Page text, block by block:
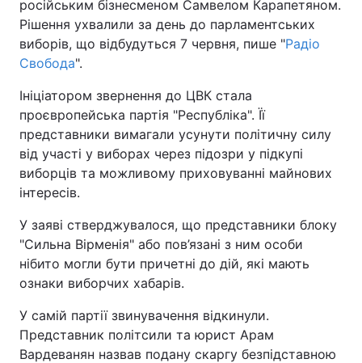
російським бізнесменом Самвелом Карапетяном.
Рішення ухвалили за день до парламентських
виборів, що відбудуться 7 червня, пише "Радіо
Свобода".
Ініціатором звернення до ЦВК стала
проєвропейська партія "Республіка". Її
представники вимагали усунути політичну силу
від участі у виборах через підозри у підкупі
виборців та можливому приховуванні майнових
інтересів.
У заяві стверджувалося, що представники блоку
"Сильна Вірменія" або пов’язані з ним особи
нібито могли бути причетні до дій, які мають
ознаки виборчих хабарів.
У самій партії звинувачення відкинули.
Представник політсили та юрист Арам
Вардеванян назвав подану скаргу безпідставною